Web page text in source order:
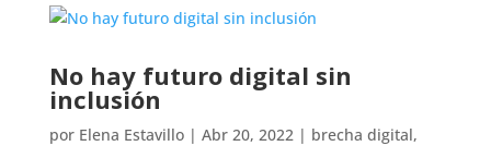
No hay futuro digital sin
inclusión
por Elena Estavillo| Abr 20, 2022| brecha digital,